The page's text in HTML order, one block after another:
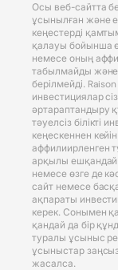
Осы веб-сайтта
ұсынылған және
кеңестерді
қалауы бойынша
немесе оның
табылмайды және
берілмейді.
инвестициялар
әртараптандыру
тәуелсіз білікті
кеңескеннен
аффилиирленген
арқылы
немесе өзге де
сайт немесе
ақпараты
керек. Сонымен
қандай да бір
туралы ұсыныс
ұсыныстар
жасалса.